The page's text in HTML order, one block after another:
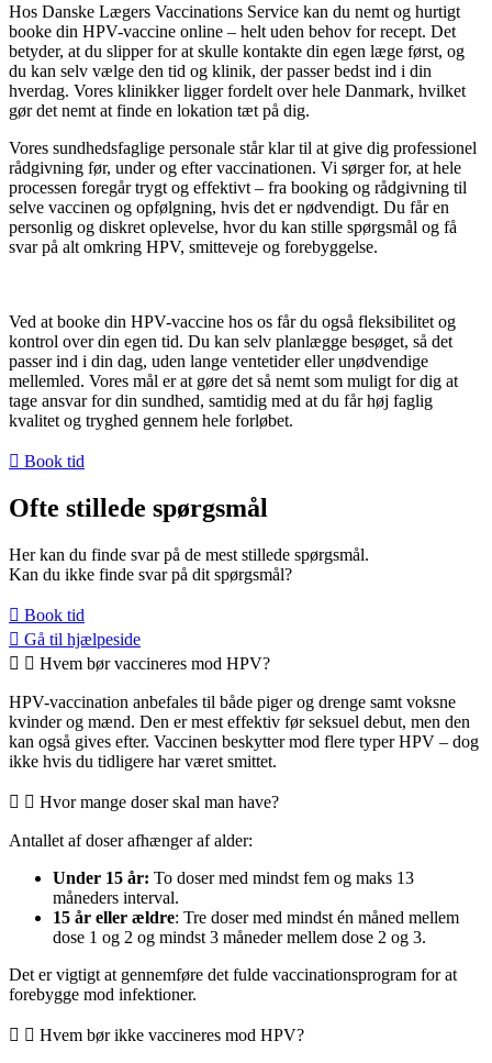
Hos Danske Lægers Vaccinations Service kan du nemt og hurtigt
booke din HPV-vaccine online – helt uden behov for recept. Det
betyder, at du slipper for at skulle kontakte din egen læge først, og
du kan selv vælge den tid og klinik, der passer bedst ind i din
hverdag. Vores klinikker ligger fordelt over hele Danmark, hvilket
gør det nemt at finde en lokation tæt på dig.
Vores sundhedsfaglige personale står klar til at give dig professionel
rådgivning før, under og efter vaccinationen. Vi sørger for, at hele
processen foregår trygt og effektivt – fra booking og rådgivning til
selve vaccinen og opfølgning, hvis det er nødvendigt. Du får en
personlig og diskret oplevelse, hvor du kan stille spørgsmål og få
svar på alt omkring HPV, smitteveje og forebyggelse.
Ved at booke din HPV-vaccine hos os får du også fleksibilitet og
kontrol over din egen tid. Du kan selv planlægge besøget, så det
passer ind i din dag, uden lange ventetider eller unødvendige
mellemled. Vores mål er at gøre det så nemt som muligt for dig at
tage ansvar for din sundhed, samtidig med at du får høj faglig
kvalitet og tryghed gennem hele forløbet.
Book tid
Ofte stillede spørgsmål
Her kan du finde svar på de mest stillede spørgsmål.
Kan du ikke finde svar på dit spørgsmål?
Book tid
Gå til hjælpeside
Hvem bør vaccineres mod HPV?
HPV-vaccination anbefales til både piger og drenge samt voksne
kvinder og mænd. Den er mest effektiv før seksuel debut, men den
kan også gives efter. Vaccinen beskytter mod flere typer HPV – dog
ikke hvis du tidligere har været smittet.
Hvor mange doser skal man have?
Antallet af doser afhænger af alder:
Under 15 år: To doser med mindst fem og maks 13
måneders interval.
15 år eller ældre: Tre doser med mindst én måned mellem
dose 1 og 2 og mindst 3 måneder mellem dose 2 og 3.
Det er vigtigt at gennemføre det fulde vaccinationsprogram for at
forebygge mod infektioner.
Hvem bør ikke vaccineres mod HPV?